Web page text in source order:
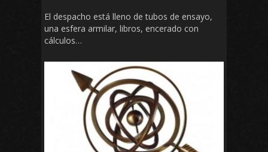
El despacho está lleno de tubos de ensayo,
una esfera armilar, libros, encerado con
cálculos…